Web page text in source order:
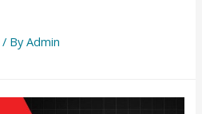
/ ByAdmin